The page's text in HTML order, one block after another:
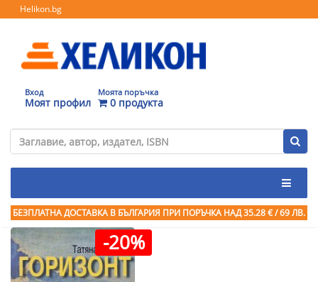
Helikon.bg
Вход
Моят профил
Моята поръчка
0 продукта
БЕЗПЛАТНА ДОСТАВКА В БЪЛГАРИЯ ПРИ ПОРЪЧКА НАД 35.28 € / 69 ЛВ.
-20%